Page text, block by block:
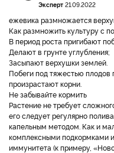
Эксперт 21.09.2022
ежевика размножается
Как размножить культуру с
В период роста пригибают
Делают в грунте углубления;
Засыпают верхушки землей.
Побеги под тяжестью плодов
произрастают корни.
Не забывайте кормить
Растение не требует
его следует регулярно
капельным методом. Как и
комплексными подкормками
иммунитета (к примеру,